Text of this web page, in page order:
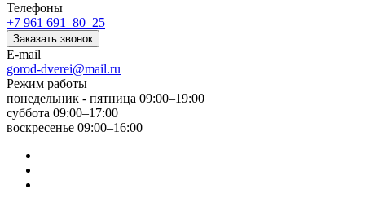
Телефоны
+7 961 691‒80‒25
Заказать звонок
E-mail
gorod-dverei@mail.ru
Режим работы
понедельник - пятница 09:00–19:00
суббота 09:00–17:00
воскресенье 09:00–16:00